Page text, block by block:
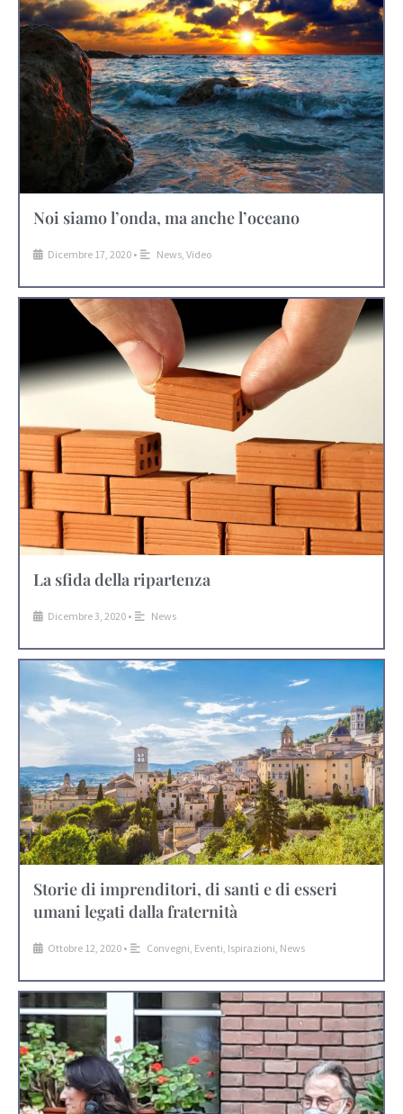
Noi siamo l’onda, ma anche l’oceano
Dicembre 17, 2020 • News Video
La sfida della ripartenza
Dicembre 3, 2020 • News
Storie di imprenditori, di santi e di esseri
umani legati dalla fraternità
Ottobre 12, 2020 • Convegni, Eventi, Ispirazioni, News